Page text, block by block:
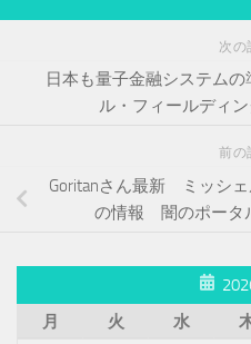
次の
日本も量子金融システム
ル・フィールディ
前の
Goritanさん最新 ミッシ
の情報 闇のポータ
月
火 水